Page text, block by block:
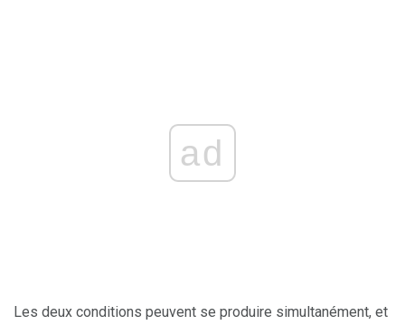
ad
Les deux conditions peuvent se produire simultanément, et